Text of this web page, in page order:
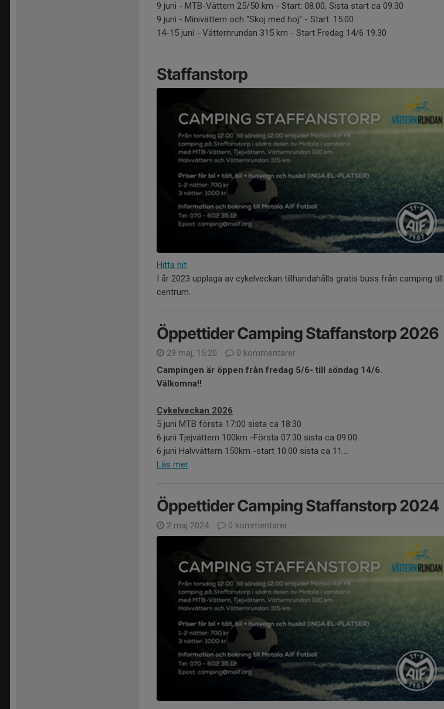
9 juni - MTB-Vättern 25/50 km - Start: 08.00, Sista start ca 09.30
9 juni - Minivättern och "Skoj med hoj" - Start: 15:00
14-15 juni - Vätternrundan 315 km - Start Fredag 14/6 19.30
Staffanstorp
Hitta hit
I år 2023 upplaga av cykelveckan tillhandahålls gratis buss från camping till
centrum.
Öppettider Camping Staffanstorp 2026
29 maj, 15:20
0 kommentarer
Campingen är öppen från fredag 5/6- till söndag 14/6.
Välkomna!!
Cykelveckan 2026
5 juni MTB första 17:00 sista ca 18:30
6 juni Tjejvättern 100km -Första 07.30 sista ca 09.00
6 juni Halvvättern 150km -start 10.00 sista ca 11....
Läs mer
Öppettider Camping Staffanstorp 2024
2 maj 2024 0 kommentarer